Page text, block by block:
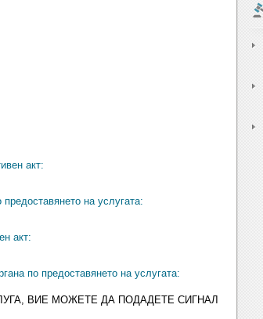
акт:
на услугата:
акт:
по предоставянето на услугата:
ВИЕ МОЖЕТЕ ДА ПОДАДЕТЕ СИГНАЛ